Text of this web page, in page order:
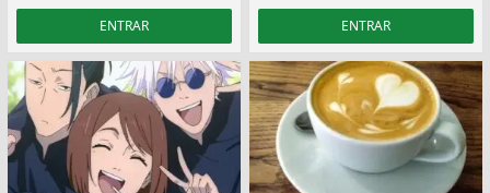
ENTRAR ENTRAR